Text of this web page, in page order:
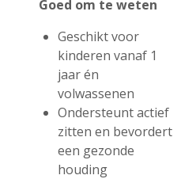
Goed om te weten
Geschikt voor
kinderen vanaf 1
jaar én
volwassenen
Ondersteunt actief
zitten en bevordert
een gezonde
houding